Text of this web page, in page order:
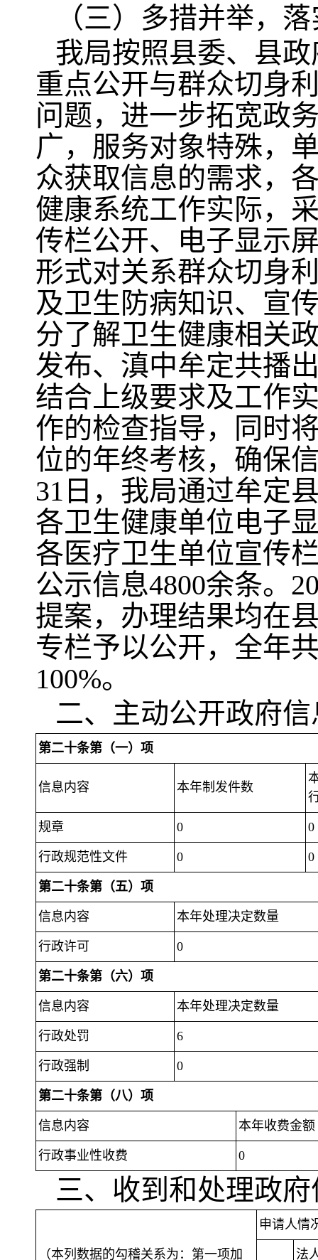
（三）多措并举，
我局按照县委、县
重点公开与群众切身
问题，进一步拓宽政
广，服务对象特殊，
众获取信息的需求，
健康系统工作实际，
传栏公开、电子显示
形式对关系群众切身
及卫生防病知识、宣
分了解卫生健康相关
发布、滇中牟定共播
结合上级要求及工作
作的检查指导，同时
位的年终考核，确保
31日，我局通过牟定
各卫生健康单位电子
各医疗卫生单位宣传
公示信息4800余条。
提案，办理结果均在
专栏予以公开，全年
100%。
二、主动公开政府
第二十条第（一）项
信息内容 本年制发件数
规章 0 0
行政规范性文件 0 0
第二十条第（五）项
信息内容 本年处理决定数量
行政许可 0
第二十条第（六）项
信息内容 本年处理决定数量
行政处罚 6
行政强制 0
第二十条第（八）项
信息内容 本年收费金
行政事业性收费 0
三、收到和处理政
（本列数据的勾稽关系为：第一项加
申请人情
法